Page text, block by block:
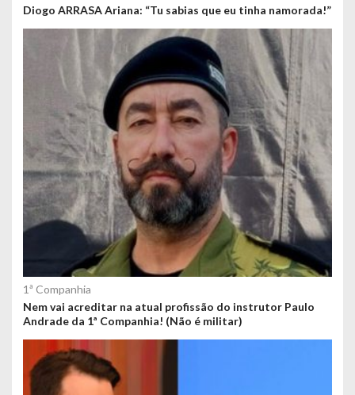
Diogo ARRASA Ariana: “Tu sabias que eu tinha namorada!”
1ª Companhia
Nem vai acreditar na atual profissão do instrutor Paulo
Andrade da 1ª Companhia! (Não é militar)